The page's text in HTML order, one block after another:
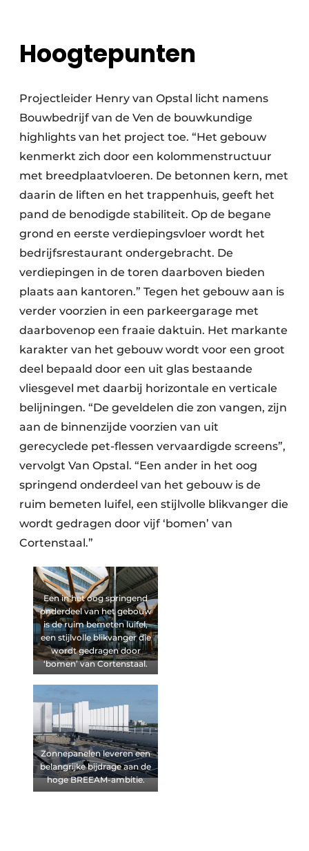
Hoogtepunten
Projectleider Henry van Opstal licht namens
Bouwbedrijf van de Ven de bouwkundige
highlights van het project toe. “Het gebouw
kenmerkt zich door een kolommenstructuur
met breedplaatvloeren. De betonnen kern, met
daarin de liften en het trappenhuis, geeft het
pand de benodigde stabiliteit. Op de begane
grond en eerste verdiepingsvloer wordt het
bedrijfsrestaurant ondergebracht. De
verdiepingen in de toren daarboven bieden
plaats aan kantoren.” Tegen het gebouw aan is
verder voorzien in een parkeergarage met
daarbovenop een fraaie daktuin. Het markante
karakter van het gebouw wordt voor een groot
deel bepaald door een uit glas bestaande
vliesgevel met daarbij horizontale en verticale
belijningen. “De geveldelen die zon vangen, zijn
aan de binnenzijde voorzien van uit
gerecyclede pet-flessen vervaardigde screens”,
vervolgt Van Opstal. “Een ander in het oog
springend onderdeel van het gebouw is de
ruim bemeten luifel, een stijlvolle blikvanger die
wordt gedragen door vijf ‘bomen’ van
Cortenstaal.”
Een in het oog springend
onderdeel van het gebouw
is de ruim bemeten luifel,
een stijlvolle blikvanger die
wordt gedragen door
‘bomen’ van Cortenstaal.
Zonnepanelen leveren een
belangrijke bijdrage aan de
hoge BREEAM-ambitie.